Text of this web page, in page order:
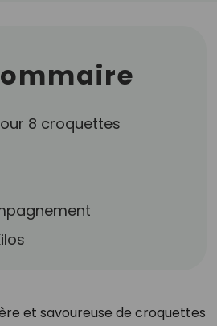
8 croquettes
et savoureuse de croquettes